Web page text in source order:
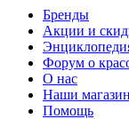
Бренды
Акции и
Форум о
О нас
Наши
Помощь